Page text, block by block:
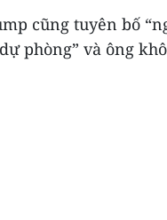
cũng tuyên bố
phòng” và ông